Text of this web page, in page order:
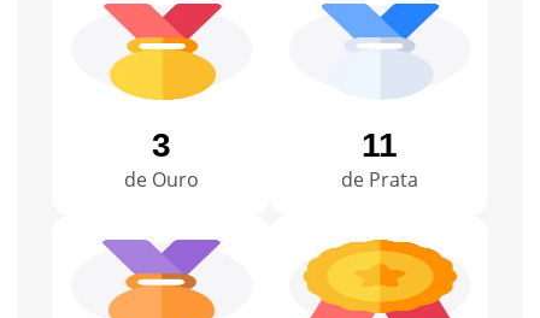
3
de Ouro
11
de Prata